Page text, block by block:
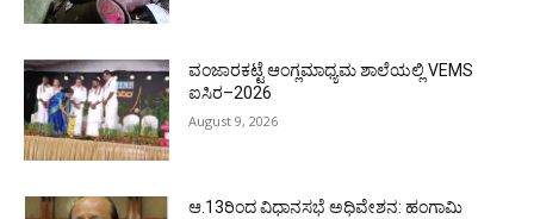
ವಂಜಾರಕಟ್ಟೆ ಆಂಗ್ಲಮಾಧ್ಯಮ ಶಾಲೆಯಲ್ಲಿ VEMS
ಐಸಿರ–2026
August 9, 2026
ಆ.13ರಿಂದ ವಿಧಾನಸಭೆ ಅಧಿವೇಶನ: ಹಂಗಾಮಿ